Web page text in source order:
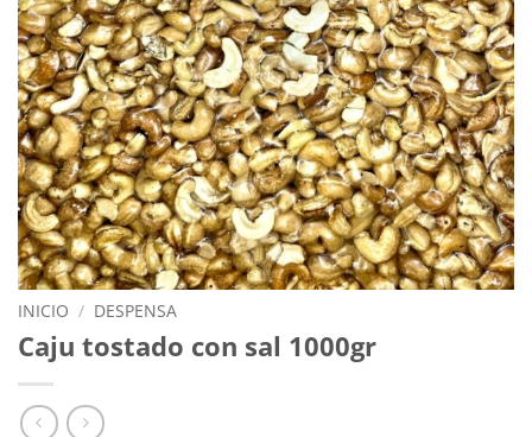
INICIO / DESPENSA
Caju tostado con sal 1000gr